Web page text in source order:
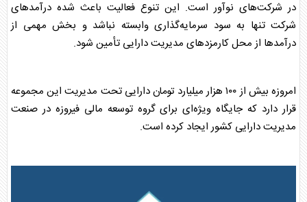
در شرکت‌های نوآور است. این تنوع فعالیت باعث شده درآمدهای
شرکت تنها به سود سرمایه‌گذاری وابسته نباشد و بخش مهمی از
درآمدها از محل کارمزدهای مدیریت دارایی تأمین شود.
امروزه بیش از ۱۰۰ هزار میلیارد تومان دارایی تحت مدیریت این مجموعه
قرار دارد که جایگاه ویژه‌ای برایگروه توسعه مالی فیروزه در صنعت
مدیریت دارایی کشور ایجاد کرده است.